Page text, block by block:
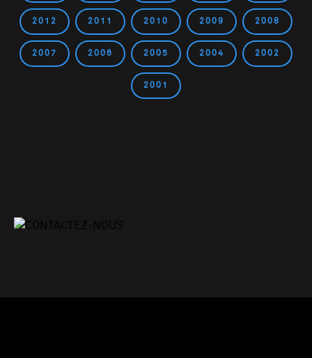
2012 2011 2010 2009 2008
2007 2006 2005 2004 2002
2001